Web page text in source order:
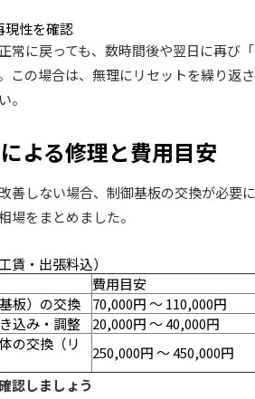
現性を確認
常に戻っても、数時間後や翌日に再び
この場合は、無理にリセットを繰り返
。
よる修理と費用目安
善しない場合、制御基板の交換が必要に
場をまとめました。
賃・出張料込）
費用目安
板）の交換
70,000円 〜 110,000円
込み・調整
20,000円 〜 40,000円
の交換（リ
250,000円 〜 450,000円
認しましょう